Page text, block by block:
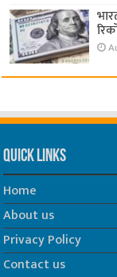
Quick Links
Home
About us
Privacy Policy
Contact us